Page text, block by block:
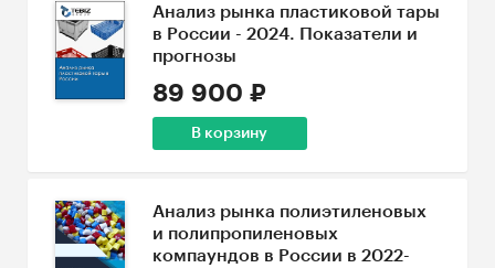
Анализ рынка пластиковой тары
в России - 2024. Показатели и
прогнозы
89 900 ₽
В корзину
Анализ рынка полиэтиленовых
и полипропиленовых
компаундов в России в 2022-